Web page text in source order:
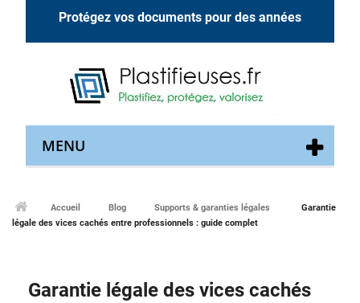
Protégez vos documents pour des années
MENU
Accueil Blog Supports & garanties légales
Garantie
légale des vices cachés entre professionnels : guide complet
Garantie légale des vices cachés